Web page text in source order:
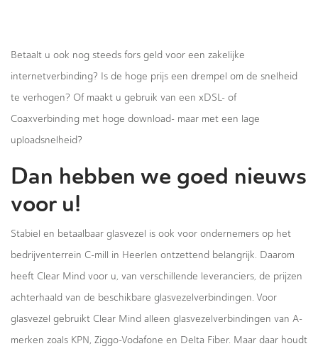
Betaalt u ook nog steeds fors geld voor een zakelijke
internetverbinding? Is de hoge prijs een drempel om de snelheid
te verhogen? Of maakt u gebruik van een xDSL- of
Coaxverbinding met hoge download- maar met een lage
uploadsnelheid?
Dan hebben we goed nieuws
voor u!
Stabiel en betaalbaar glasvezel is ook voor ondernemers op het
bedrijventerrein C-mill in Heerlen ontzettend belangrijk. Daarom
heeft Clear Mind voor u, van verschillende leveranciers, de prijzen
achterhaald van de beschikbare glasvezelverbindingen. Voor
glasvezel gebruikt Clear Mind alleen glasvezelverbindingen van A-
merken zoals KPN, Ziggo-Vodafone en Delta Fiber. Maar daar houdt